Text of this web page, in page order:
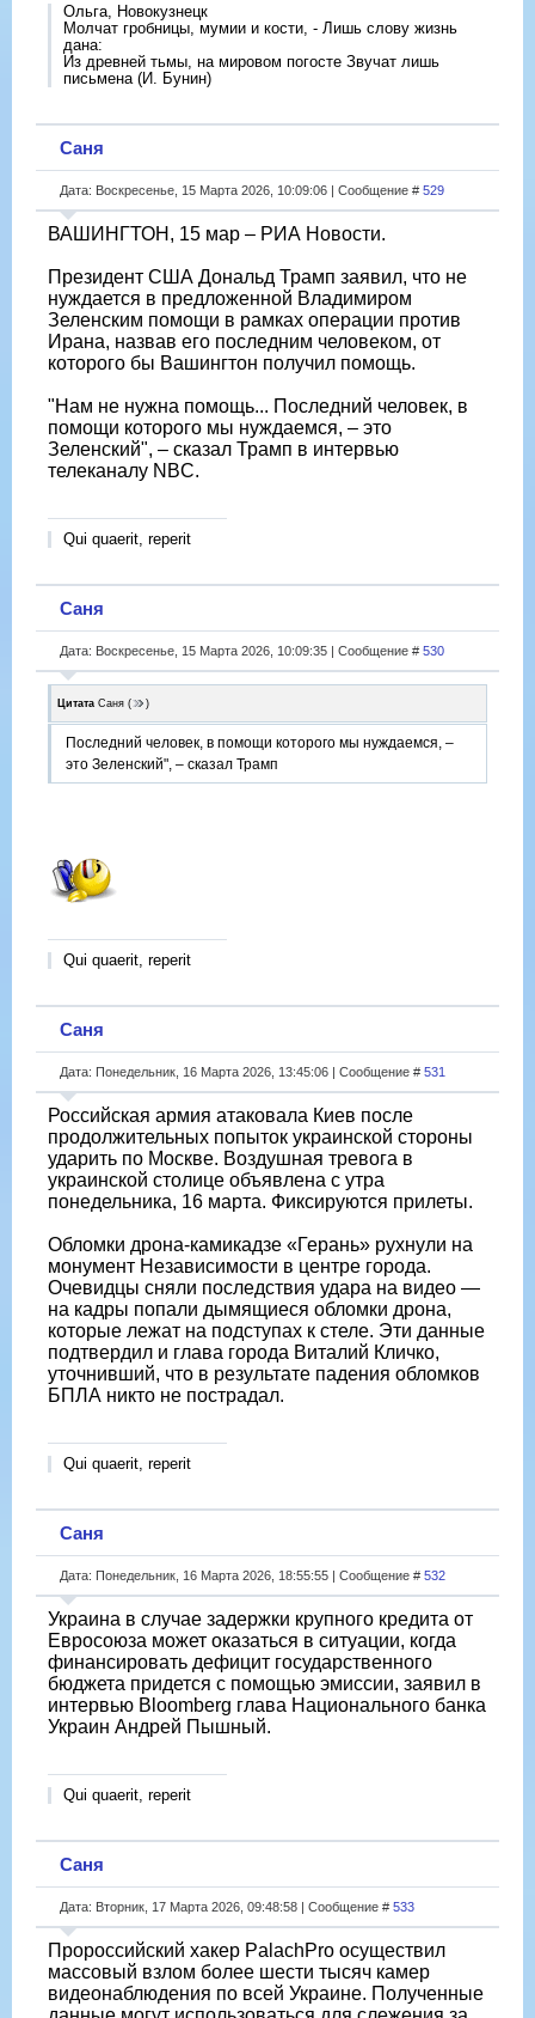
Ольга, Новокузнецк
Молчат гробницы, мумии и кости, - Лишь слову жизнь
дана:
Из древней тьмы, на мировом погосте Звучат лишь
письмена (И. Бунин)
Саня
Дата: Воскресенье, 15 Марта 2026, 10:09:06 | Сообщение # 529
ВАШИНГТОН, 15 мар – РИА Новости.
Президент США Дональд Трамп заявил, что не
нуждается в предложенной Владимиром
Зеленским помощи в рамках операции против
Ирана, назвав его последним человеком, от
которого бы Вашингтон получил помощь.
"Нам не нужна помощь... Последний человек, в
помощи которого мы нуждаемся, – это
Зеленский", – сказал Трамп в интервью
телеканалу NBC.
Qui quaerit, reperit
Саня
Дата: Воскресенье, 15 Марта 2026, 10:09:35 | Сообщение # 530
Цитата Саня ( )
Последний человек, в помощи которого мы нуждаемся, –
это Зеленский", – сказал Трамп
Qui quaerit, reperit
Саня
Дата: Понедельник, 16 Марта 2026, 13:45:06 | Сообщение # 531
Российская армия атаковала Киев после
продолжительных попыток украинской стороны
ударить по Москве. Воздушная тревога в
украинской столице объявлена с утра
понедельника, 16 марта. Фиксируются прилеты.
Обломки дрона-камикадзе «Герань» рухнули на
монумент Независимости в центре города.
Очевидцы сняли последствия удара на видео —
на кадры попали дымящиеся обломки дрона,
которые лежат на подступах к стеле. Эти данные
подтвердил и глава города Виталий Кличко,
уточнивший, что в результате падения обломков
БПЛА никто не пострадал.
Qui quaerit, reperit
Саня
Дата: Понедельник, 16 Марта 2026, 18:55:55 | Сообщение # 532
Украина в случае задержки крупного кредита от
Евросоюза может оказаться в ситуации, когда
финансировать дефицит государственного
бюджета придется с помощью эмиссии, заявил в
интервью Bloomberg глава Национального банка
Украин Андрей Пышный.
Qui quaerit, reperit
Саня
Дата: Вторник, 17 Марта 2026, 09:48:58 | Сообщение # 533
Пророссийский хакер PalachPro осуществил
массовый взлом более шести тысяч камер
видеонаблюдения по всей Украине. Полученные